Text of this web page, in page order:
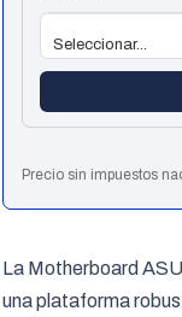
Precio sin impuestos
La Motherboard
una plataforma